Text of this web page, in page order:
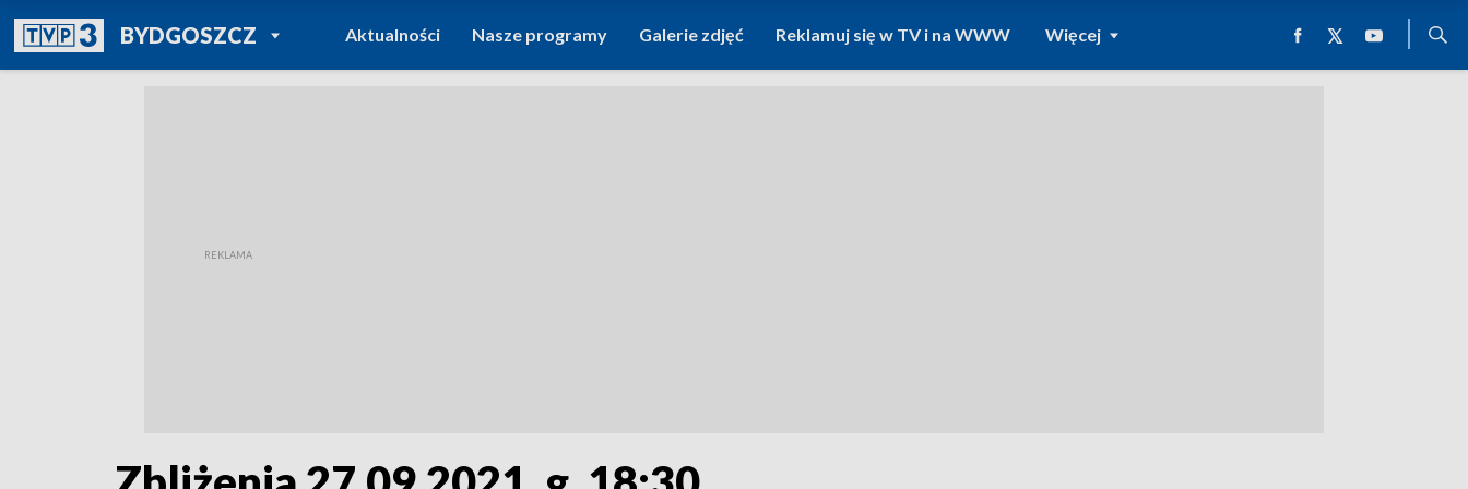
BYDGOSZCZPOWRÓT DO
TVP REGIONY
Aktualności Nasze programy Galerie zdjęć Reklamuj się w TV i na WWW Więcej